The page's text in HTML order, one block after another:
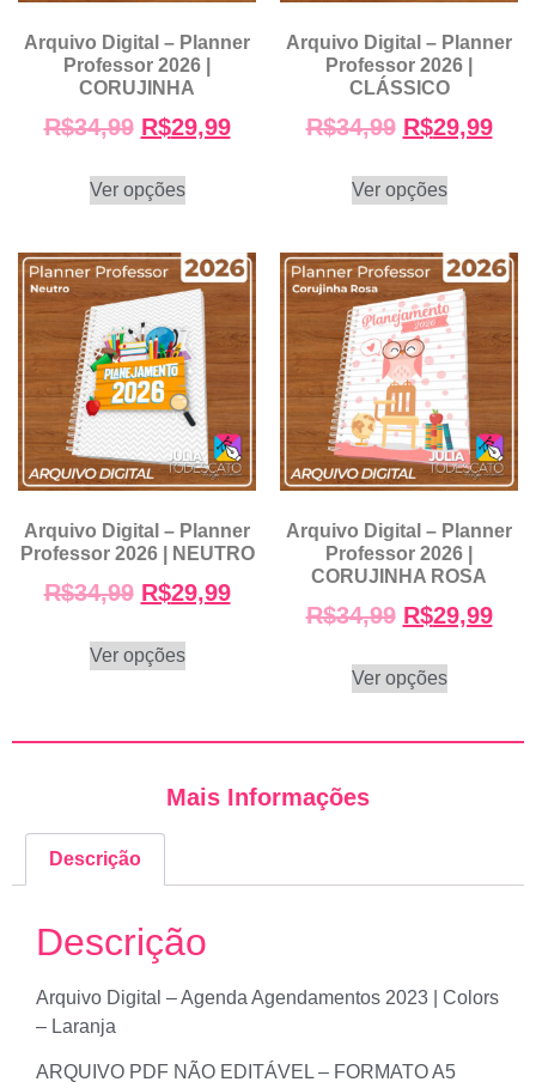
Arquivo Digital – Planner
Professor 2026 |
CORUJINHA
R$34,99 R$29,99
Ver opções
Arquivo Digital – Planner
Professor 2026 |
CLÁSSICO
R$34,99 R$29,99
Ver opções
Arquivo Digital – Planner
Professor 2026 | NEUTRO
R$34,99 R$29,99
Ver opções
Arquivo Digital – Planner
Professor 2026 |
CORUJINHA ROSA
R$34,99 R$29,99
Ver opções
Mais Informações
Descrição
Descrição
Arquivo Digital – Agenda Agendamentos 2023 | Colors
– Laranja
ARQUIVO PDF NÃO EDITÁVEL – FORMATO A5